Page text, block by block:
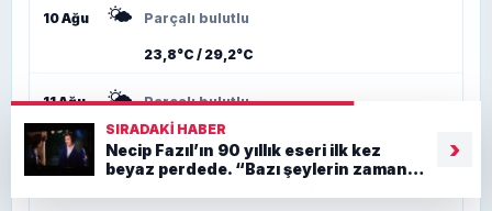
10 Ağu 🌤️ Parçalı bulutlu
23,8°C / 29,2°C
11 Ağu 🌤️ Parçalı bulutlu
23,9°C / 28,8°C
🌤️
SIRADAKI HABER
Necip Fazıl’ın 90 yıllık eseri ilk kez
beyaz perdede. “Bazı şeylerin zamanı
›